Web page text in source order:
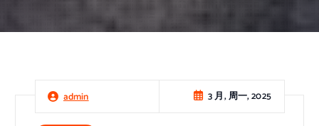
admin 3 月, 周一, 2025